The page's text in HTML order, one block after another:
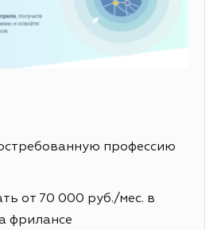
профессию
от 70 000 руб./мес. в
фрилансе